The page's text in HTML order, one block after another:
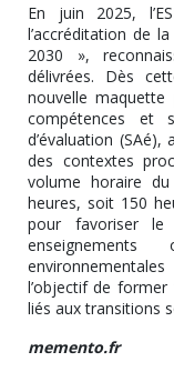
En juin 2025,
l’accréditation de
2030 »,
délivrées. Dès
nouvelle maquette
compétences et
d’évaluation
des contextes
volume horaire
heures, soit 150
pour favoriser le
l’objectif de former
liés aux transitions
memento.fr